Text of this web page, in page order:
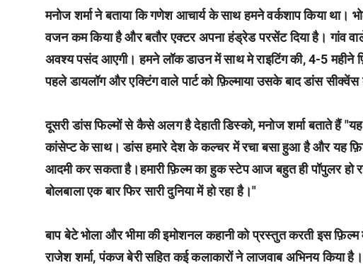
मनोज शर्मा ने बताया कि गणेश आचार्य के साथ हमने वर्कशाप किया था।
वजन कम किया है और बतौर एक्टर अपना हंड्रेड परसेंट दिया है। गांव
अवश्य पसंद आएगी। हमने लॉक डाउन में साथ मे राइटिंग की, 4-5 महीने
पहले डायलॉग और एक्टिंग वाले पार्ट को फ़िल्माया उसके बाद डांस
दूसरी डांस फिल्मों से कैसे अलग है देहाती डिस्को, मनोज शर्मा बताते हैं
कांसेप्ट के साथ। डांस हमारे देश के कल्चर में रचा बसा हुआ है और यह
आदमी कर सकता है।हमारी फ़िल्म का हुक स्टेप आज बहुत ही पॉपुलर हो
बोलबाला एक बार फिर सारी दुनिया में हो रहा है।"
बाप बेटे भोला और भीमा की इमोशनल कहानी को प्रस्तुत करती इस
राजेश शर्मा, पंकज बेरी सहित कई कलाकारों ने लाजवाब अभिनय किया